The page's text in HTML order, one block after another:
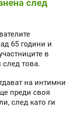
след
65 години и
в
след това.
на интимни
преди своя
след като ги